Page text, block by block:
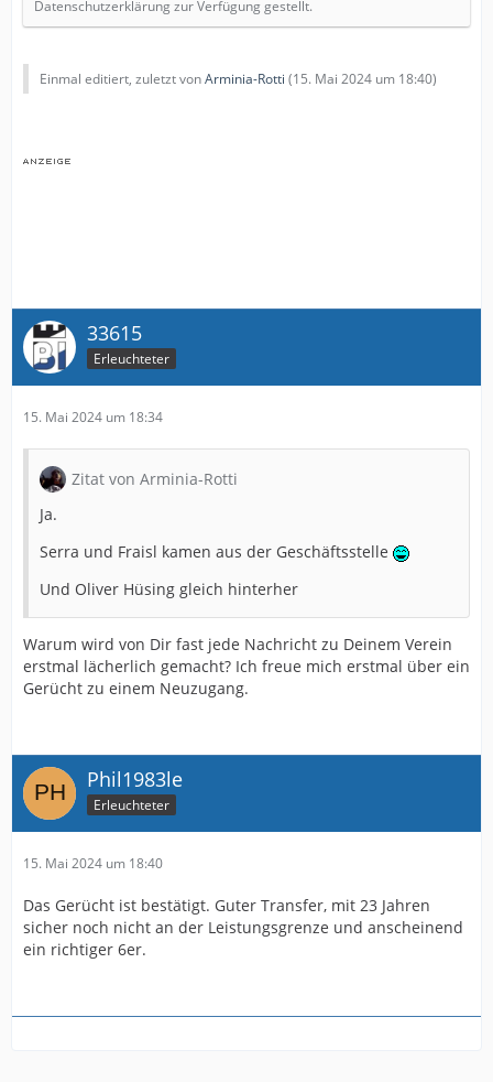
Datenschutzerklärung zur Verfügung gestellt.
Einmal editiert, zuletzt vonArminia-Rotti (15. Mai 2024 um 18:40)
33615
Erleuchteter
15. Mai 2024 um 18:34
Zitat von Arminia-Rotti
Ja.
Serra und Fraisl kamen aus der Geschäftsstelle
Und Oliver Hüsing gleich hinterher
Warum wird von Dir fast jede Nachricht zu Deinem Verein
erstmal lächerlich gemacht? Ich freue mich erstmal über ein
Gerücht zu einem Neuzugang.
Phil1983le
Erleuchteter
15. Mai 2024 um 18:40
Das Gerücht ist bestätigt. Guter Transfer, mit 23 Jahren
sicher noch nicht an der Leistungsgrenze und anscheinend
ein richtiger 6er.